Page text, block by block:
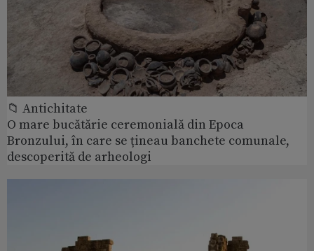
📁 Antichitate
O mare bucătărie ceremonială din Epoca
Bronzului, în care se țineau banchete comunale,
descoperită de arheologi